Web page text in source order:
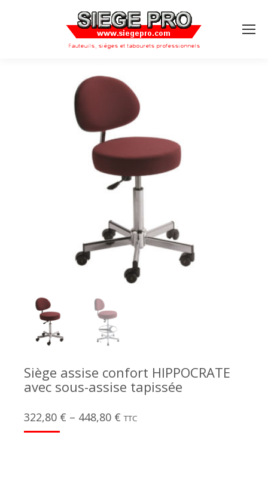
Siège assise confort HIPPOCRATE
avec sous-assise tapissée
322,80 € – 448,80 € TTC